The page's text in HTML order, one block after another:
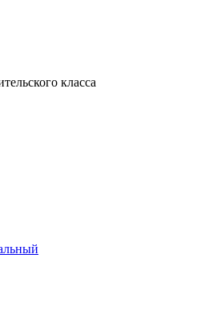
класса